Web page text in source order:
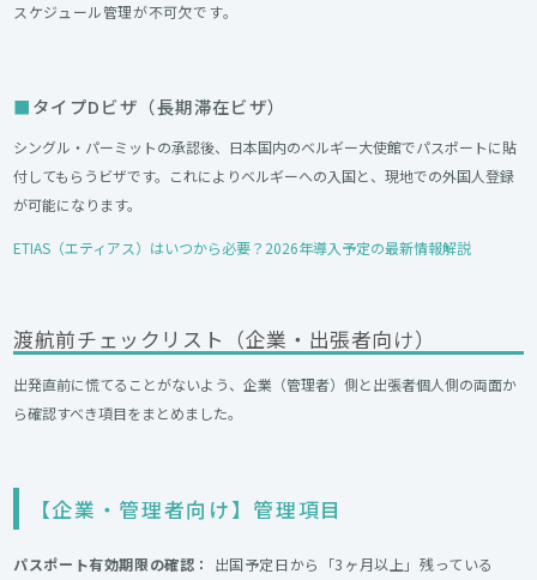
スケジュール管理が不可欠です。
タイプDビザ（長期滞在ビザ）
シングル・パーミットの承認後、日本国内のベルギー大使館でパスポートに貼
付してもらうビザです。これによりベルギーへの入国と、現地での外国人登録
が可能になります。
ETIAS（エティアス）はいつから必要？2026年導入予定の最新情報解説
渡航前チェックリスト（企業・出張者向け）
出発直前に慌てることがないよう、企業（管理者）側と出張者個人側の両面か
ら確認すべき項目をまとめました。
【企業・管理者向け】管理項目
パスポート有効期限の確認：
出国予定日から「3ヶ月以上」残っている